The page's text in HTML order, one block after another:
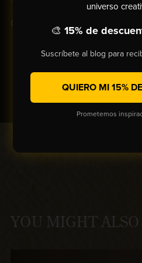
universo
🎨 15% de
Suscríbete al blog para
QUIERO MI 15%
Prometemos
YOU MIGHT